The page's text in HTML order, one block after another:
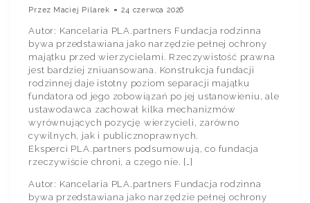
Przez Maciej Pilarek 24 czerwca 2026
Autor: Kancelaria PLA.partners Fundacja rodzinna
bywa przedstawiana jako narzędzie pełnej ochrony
majątku przed wierzycielami. Rzeczywistość prawna
jest bardziej zniuansowana. Konstrukcja fundacji
rodzinnej daje istotny poziom separacji majątku
fundatora od jego zobowiązań po jej ustanowieniu, ale
ustawodawca zachował kilka mechanizmów
wyrównujących pozycję wierzycieli, zarówno
cywilnych, jak i publicznoprawnych.
Eksperci PLA.partners podsumowują, co fundacja
rzeczywiście chroni, a czego nie. […]
Autor: Kancelaria PLA.partners Fundacja rodzinna
bywa przedstawiana jako narzędzie pełnej ochrony